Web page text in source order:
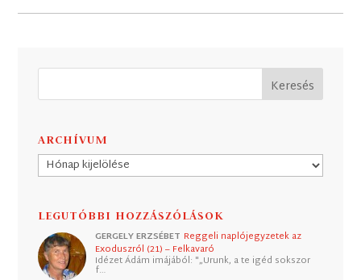
ARCHÍVUM
Archívum
LEGUTÓBBI HOZZÁSZÓLÁSOK
GERGELY ERZSÉBET Reggeli naplójegyzetek az
Exoduszról (21) – Felkavaró
Idézet Ádám imájából: "„Urunk, a te igéd sokszor
f…